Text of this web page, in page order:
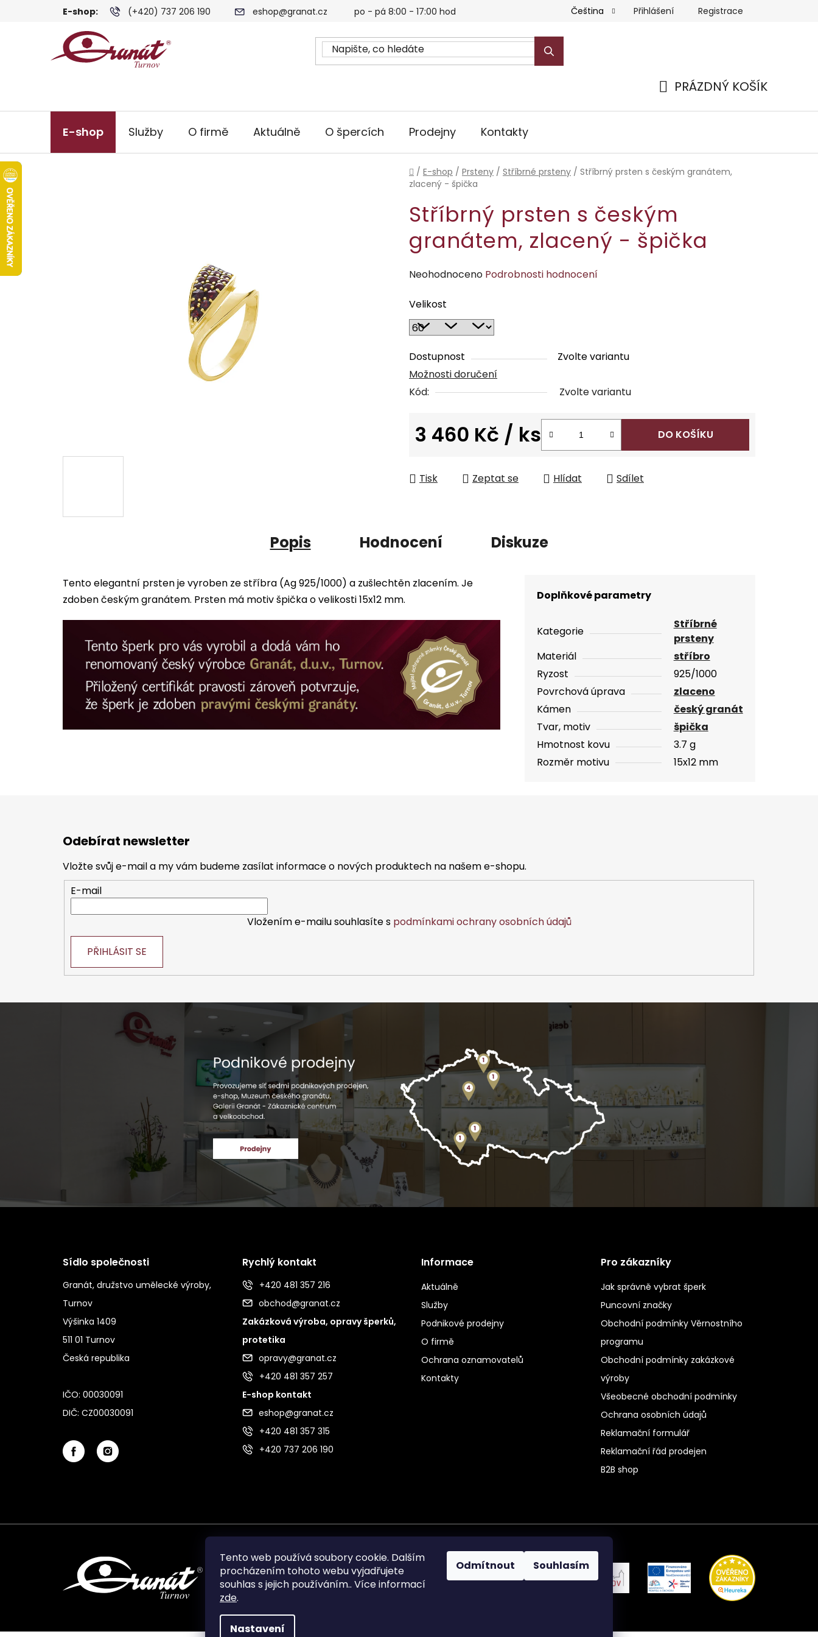
Tento web používá soubory cookie. Dalším
procházením tohoto webu vyjadřujete
souhlas s jejich používáním.. Více informací
zde.
Nastavení
Odmítnout Souhlasím
E-shop: (+420) 737 206 190 eshop@granat.cz po - pá 8:00 - 17:00 hod Čeština Přihlášení Registrace
PRÁZDNÝ KOŠÍK
E-shop Služby O firmě Aktuálně O špercích Prodejny Kontakty
Domů
/ E-shop / Prsteny / Stříbrné prsteny / Stříbrný prsten s českým granátem,
zlacený - špička
Stříbrný prsten s českým
granátem, zlacený - špička
Průměrné
produktu
je
0,0
z
5
hvězdiček.
Neohodnoceno Podrobnosti hodnocení
Velikost
Dostupnost
Zvolte variantu
Možnosti doručení
Kód:
Zvolte variantu
3 460 Kč / ks DO KOŠÍKU
Tisk Zeptat se Hlídat Sdílet
Popis Hodnocení Diskuze
Tento elegantní prsten je vyroben ze stříbra (Ag 925/1000) a zušlechtěn zlacením. Je
zdoben českým granátem. Prsten má motiv špička o velikosti 15x12 mm.
Doplňkové parametry
Kategorie
Stříbrné
prsteny
Materiál
stříbro
Ryzost
925/1000
Povrchová úprava
zlaceno
Kámen
český granát
Tvar, motiv
špička
Hmotnost kovu
3.7 g
Rozměr motivu
15x12 mm
Odebírat newsletter
Vložte svůj e-mail a my vám budeme zasílat informace o nových produktech na našem e-shopu.
E-mail
Vložením e-mailu souhlasíte s podmínkami ochrany osobních údajů
PŘIHLÁSIT SE
Sídlo společnosti
Granát, družstvo umělecké výroby,
Turnov
Výšinka 1409
511 01 Turnov
Česká republika
IČO: 00030091
DIČ: CZ00030091
Rychlý kontakt
+420 481 357 216
obchod@granat.cz
Zakázková výroba, opravy šperků,
protetika
opravy@granat.cz
+420 481 357 257
E-shop kontakt
eshop@granat.cz
+420 481 357 315
+420 737 206 190
Informace
Aktuálně
Služby
Podnikové prodejny
O firmě
Ochrana oznamovatelů
Kontakty
Pro zákazníky
Jak správně vybrat šperk
Puncovní značky
Obchodní podmínky Věrnostního
programu
Obchodní podmínky zakázkové
výroby
Všeobecné obchodní podmínky
Ochrana osobních údajů
Reklamační formulář
Reklamační řád prodejen
B2B shop